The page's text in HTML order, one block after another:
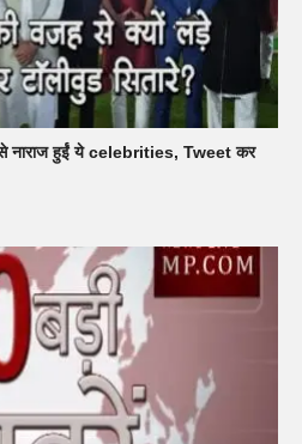
से नाराज हुईं ये celebrities, Tweet कर